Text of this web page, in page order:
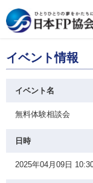
イベント情報
イベント名
無料体験相談会
日時
2025年04月09日